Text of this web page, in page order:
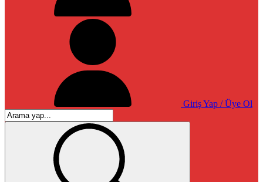
Giriş Yap / Üye Ol